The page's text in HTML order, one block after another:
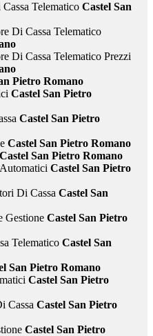
TelematicoCastel San
Di Cassa Telematico
Di Cassa Telematico Prezzi
Pietro Romano
Castel San Pietro
Castel San Pietro
Castel San Pietro Romano
San Pietro Romano
Castel San Pietro
Di Cassa Castel San
GestioneCastel San Pietro
TelematicoCastel San
San Pietro Romano
Castel San Pietro
Cassa Castel San Pietro
Castel San Pietro